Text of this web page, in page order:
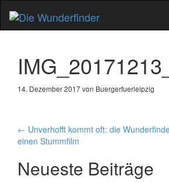
14. Dezember 2017 von Buergerfuerleipzig
Artikel-
Navigation
← Unverhofft kommt oft: die
einen Stummfilm
Neueste Beiträge